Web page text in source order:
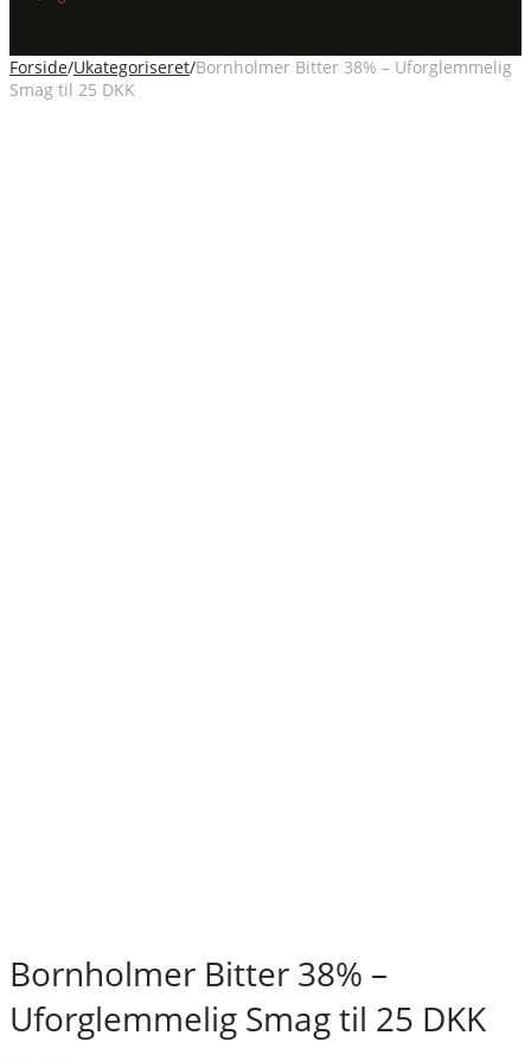
Forside/Ukategoriseret/Bornholmer Bitter 38% – Uforglemmelig
Smag til 25 DKK
Bornholmer Bitter 38% –
Uforglemmelig Smag til 25 DKK